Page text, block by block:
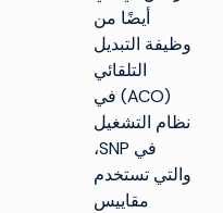
أيضًا من
وظيفة التبديل
التلقائي
(ACO) في
نظام التشغيل
في SNP،
والتي تستخدم
مقاييس